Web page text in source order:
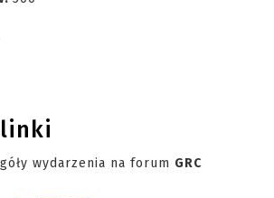
wydarzenia na forum GRC